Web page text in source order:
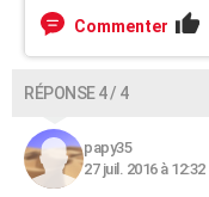
Commenter
RÉPONSE 4 / 4
papy35
27 juil. 2016 à 12:32